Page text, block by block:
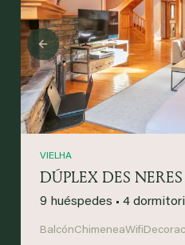
Previous
VIELHA
DÚPLEX DES NERES
9 huéspedes • 4
BalcónChimeneaWifi